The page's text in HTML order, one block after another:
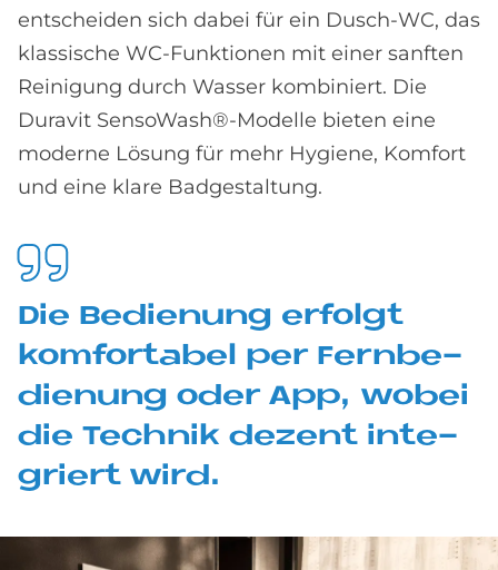
entscheiden sich dabei für ein Dusch-WC, das
klassische WC-Funktionen mit einer sanften
Reinigung durch Wasser kombiniert. Die
Duravit SensoWash®-Modelle bieten eine
moderne Lösung für mehr Hygiene, Komfort
und eine klare Badgestaltung.
Die Be­die­n­ung er­fol­gt
kom­for­ta­bel per Fern­be­
die­n­ung oder App, wo­bei
die Tech­nik de­zent in­te­
griert wird.